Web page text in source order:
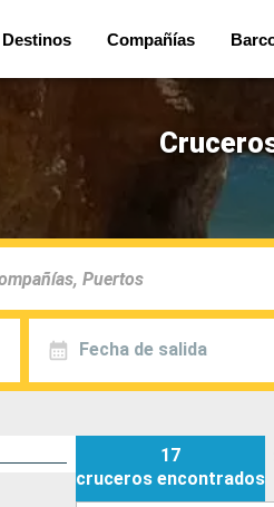
Destinos Compañías
Fecha de salida
17
cruceros encontrados